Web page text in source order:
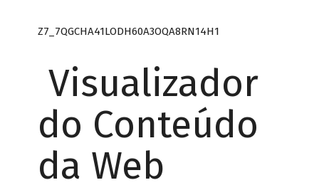
Z7_7QGCHA41LODH60A3OQA8RN14H1
Visualizador
do Conteúdo
da Web